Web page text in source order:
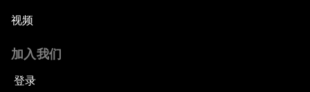
视频
加入我们
登录